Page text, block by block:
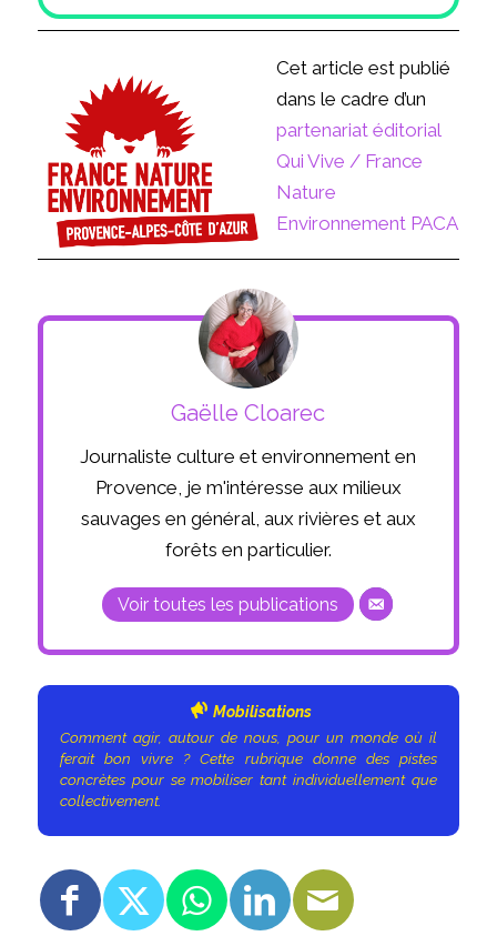
Cet article est publié
dans le cadre d’un
partenariat éditorial
Qui Vive / France
Nature
Environnement PACA
Gaëlle Cloarec
Journaliste culture et environnement en
Provence, je m'intéresse aux milieux
sauvages en général, aux rivières et aux
forêts en particulier.
Voir toutes les publications
Mobilisations
Comment agir, autour de nous, pour un monde où il
ferait bon vivre ? Cette rubrique donne des pistes
concrètes pour se mobiliser tant individuellement que
collectivement.